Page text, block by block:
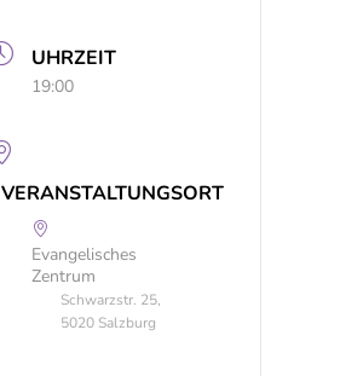
UHRZEIT
19:00
VERANSTALTUNGSORT
Evangelisches
Zentrum
Schwarzstr. 25,
5020 Salzburg